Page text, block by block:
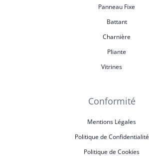
Panneau Fixe
Battant
Charnière
Pliante
Vitrines
Conformité
Mentions Légales
Politique de Confidentialité
Politique de Cookies